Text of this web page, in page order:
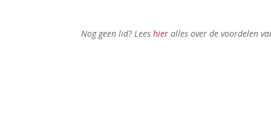
Nog geen lid? Leeshier alles over de voordelen